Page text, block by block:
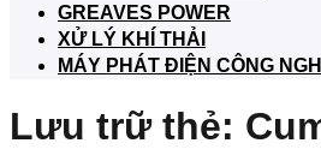
GREAVES POWER
XỬ LÝ KHÍ THẢI
MÁY PHÁT ĐIỆN CÔNG
Lưu trữ thẻ: